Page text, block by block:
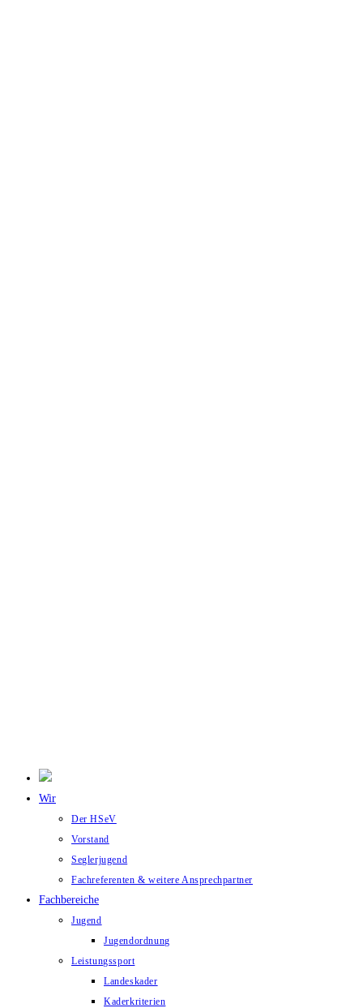
Wir
Der HSeV
Vorstand
Seglerjugend
Fachreferenten & weitere Ansprechpartner
Fachbereiche
Jugend
Jugendordnung
Leistungssport
Landeskader
Kaderkriterien